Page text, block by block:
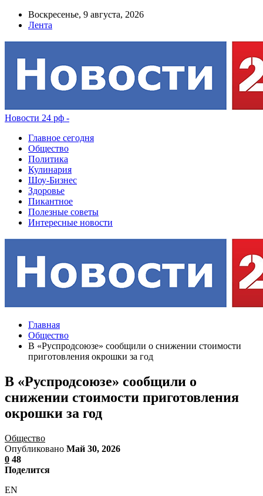
Воскресенье, 9 августа, 2026
Лента
Новости 24 рф -
Главное сегодня
Общество
Политика
Кулинария
Шоу-Бизнес
Здоровье
Пикантное
Полезные советы
Интересные новости
Главная
Общество
В «Руспродсоюзе» сообщили о снижении стоимости
приготовления окрошки за год
В «Руспродсоюзе» сообщили о
снижении стоимости приготовления
окрошки за год
Общество
Опубликовано Май 30, 2026
0 48
Поделится
EN